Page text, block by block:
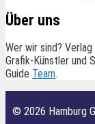
Über uns
Wer wir sind?
Grafik-Künstler und
Guide Team.
© 2026 Hamburg